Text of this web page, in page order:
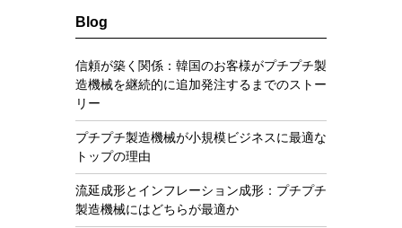
Blog
信頼が築く関係：韓国のお客様がプチプチ製
造機械を継続的に追加発注するまでのストー
リー
プチプチ製造機械が小規模ビジネスに最適な
トップの理由
流延成形とインフレーション成形：プチプチ
製造機械にはどちらが最適か